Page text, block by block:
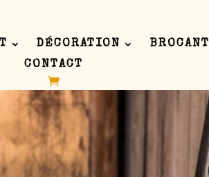
DÉCORATION
CONTACT
settings. You can also style every